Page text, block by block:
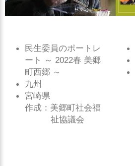
民生委員のポートレ
ート ～ 2022春 美郷
町西郷 ～
九州
宮崎県
作成：美郷町社会福
祉協議会